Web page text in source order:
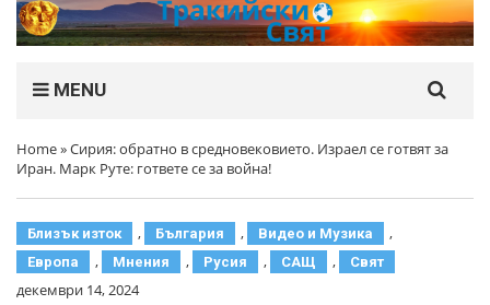
MENU
Home»Сирия: обратно в средновековието. Израел се готвят за
Иран. Марк Руте: гответе се за война!
Близък изток , България , Видео и Музика ,
Европа , Мнения , Русия , САЩ , Свят
декември 14, 2024